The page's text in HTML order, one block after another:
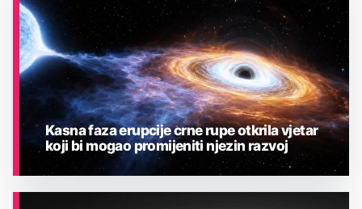
Kasna faza erupcije crne rupe otkrila vjetar
koji bi mogao promijeniti njezin razvoj